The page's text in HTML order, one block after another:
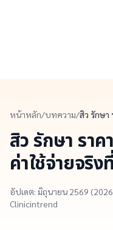
หน้าหลัก/บทความ/สิว รักษา
สิว รักษา รา
ค่าใช้จ่ายจริง
อัปเดต: มิถุนายน 2569
Clinicintrend